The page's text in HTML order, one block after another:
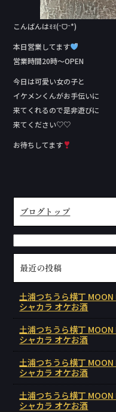
こんばんはꉂꉂ(ᵔᗜᵔ*)
本日営業してます
営業時間20時〜OPEN
今日は可愛い女の子と
イケメンくんがお手伝いに
来てくれるので是非遊びに
来てください♡♡
お待ちしてます
ブログトップ
最近の投稿
土浦つちうら横丁
シャカラ オケお酒
土浦つちうら横丁
シャカラ オケお酒
土浦つちうら横丁
シャカラ オケお酒
土浦つちうら横丁
シャカラ オケお酒